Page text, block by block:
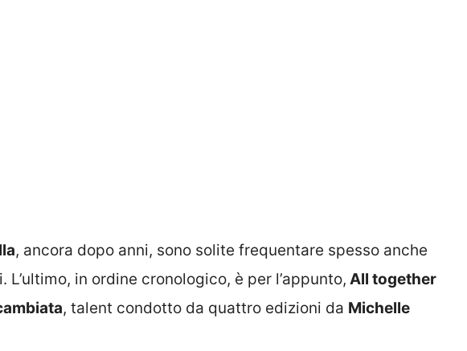
, ancora dopo anni, sono solite frequentare spesso anche
in ordine cronologico, è per l’appunto, All together
, talent condotto da quattro edizioni da Michelle